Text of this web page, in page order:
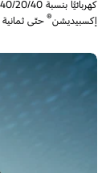
إكسبيديشن® حتّى